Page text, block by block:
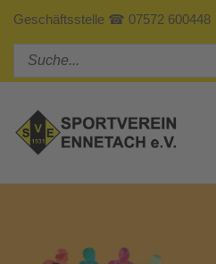
Geschäftsstelle ☎ 07572 600448